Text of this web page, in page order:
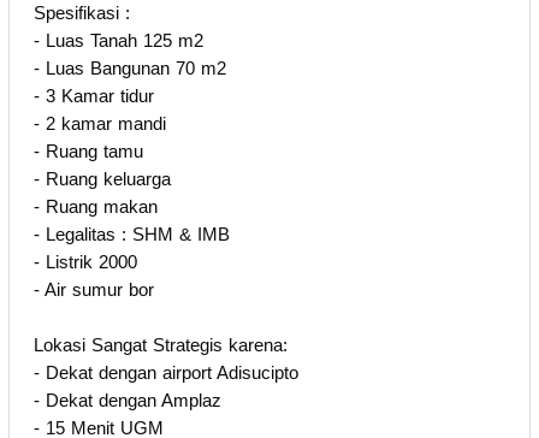
Spesifikasi :
- Luas Tanah 125 m2
- Luas Bangunan 70 m2
- 3 Kamar tidur
- 2 kamar mandi
- Ruang tamu
- Ruang keluarga
- Ruang makan
- Legalitas : SHM & IMB
- Listrik 2000
- Air sumur bor
Lokasi Sangat Strategis karena:
- Dekat dengan airport Adisucipto
- Dekat dengan Amplaz
- 15 Menit UGM